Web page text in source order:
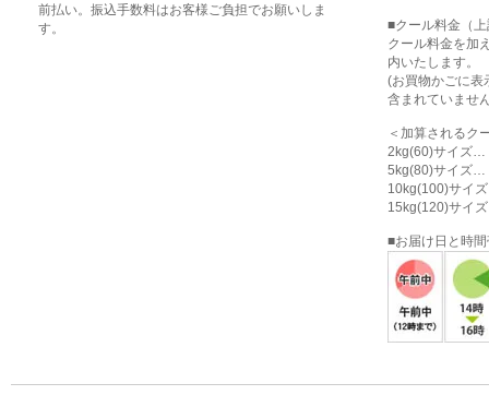
前払い。振込手数料はお客様ご負担でお願いしま
す。
■クール料金（
クール料金を加
内いたします。
(お買物かごに表
含まれていませ
＜加算されるク
2kg(60)サイズ
5kg(80)サイズ
10kg(100)サイ
15kg(120)サイ
■お届け日と時